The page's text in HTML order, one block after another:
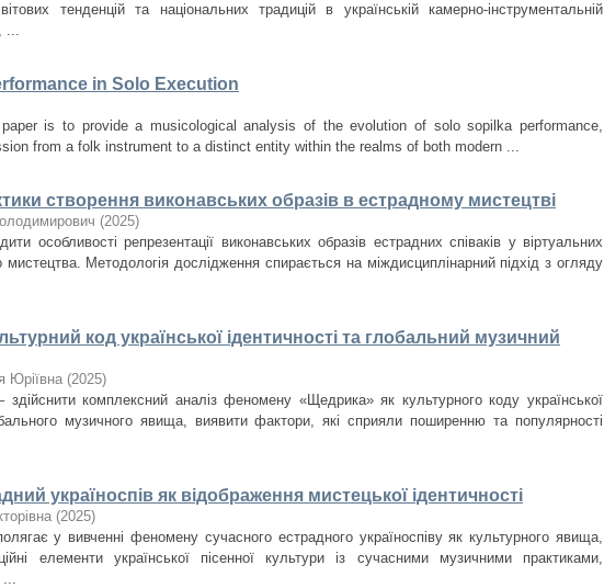
тенденцій та національних традицій в українській камерно-інструментальній
...
in Solo Execution
is to provide a musicological analysis of the evolution of solo sopilka performance,
from a folk instrument to a distinct entity within the realms of both modern ...
створення виконавських образів в естрадному мистецтві
(2025)
особливості репрезентації виконавських образів естрадних співаків у віртуальних
мистецтва. Методологія дослідження спирається на міждисциплінарний підхід з огляду
код української ідентичності та глобальний музичний
Юріївна (2025)
комплексний аналіз феномену «Щедрика» як культурного коду української
музичного явища, виявити фактори, які сприяли поширенню та популярності
україноспів як відображення мистецької ідентичності
(2025)
у вивченні феномену сучасного естрадного україноспіву як культурного явища,
елементи української пісенної культури із сучасними музичними практиками,
...